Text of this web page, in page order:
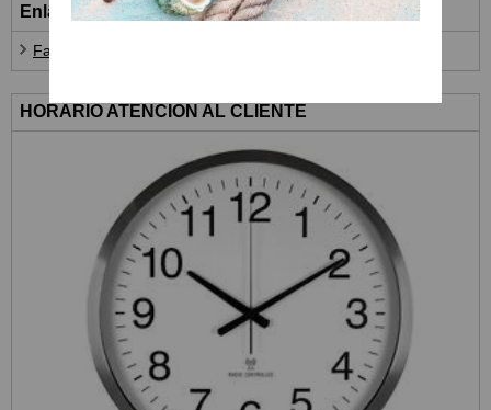
Enlaces
Farines i Complements
HORARIO ATENCIÓN AL CLIENTE